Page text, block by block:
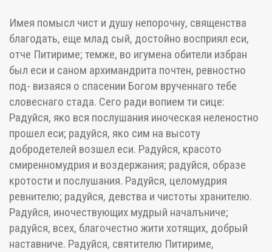
Имея помысл чист и душу непорочну, священства
благодать, еще млад сый, достойно восприял еси,
отче Питириме; темже, во игумена обители избран
был еси и саном архимандрита почтен, ревностно
под- визаяся о спасении Богом врученнаго тебе
словеснаго стада. Сего ради вопием ти сице:
Радуйся, яко вся послушания иноческая неленостно
прошел еси; радуйся, яко сим на высоту
добродетелей возшел еси. Радуйся, красото
смиренномудрия и воздержания; радуйся, образе
кротости и послушания. Радуйся, целомудрия
ревнителю; радуйся, девства и чистоты хранителю.
Радуйся, иночествующих мудрый началъниче;
радуйся, всех, благочестно жити хотящих, добрый
наставниче. Радуйся, святителю Питириме,